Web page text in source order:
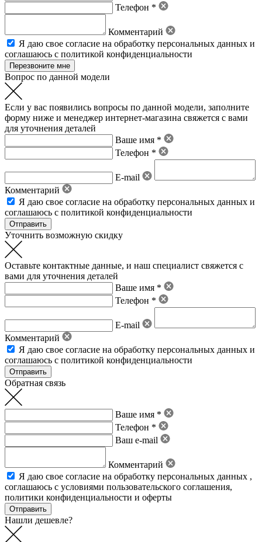
Телефон *
Комментарий
Я даю свое согласие на обработку персональных данных и
соглашаюсь с политикой конфиденциальности
Вопрос по данной модели
Если у вас появились вопросы по данной модели, заполните
форму ниже и менеджер интернет-магазина свяжется с вами
для уточнения деталей
Ваше имя *
Телефон *
E-mail
Комментарий
Я даю свое согласие на обработку персональных данных и
соглашаюсь с политикой конфиденциальности
Уточнить возможную скидку
Оставьте контактные данные, и наш специалист свяжется с
вами для уточнения деталей
Ваше имя *
Телефон *
E-mail
Комментарий
Я даю свое согласие на обработку персональных данных и
соглашаюсь с политикой конфиденциальности
Обратная связь
Ваше имя *
Телефон *
Ваш e-mail
Комментарий
Я даю свое согласие на обработку персональных данных ,
соглашаюсь с условиями пользовательского соглашения,
политики конфиденциальности и оферты
Нашли дешевле?